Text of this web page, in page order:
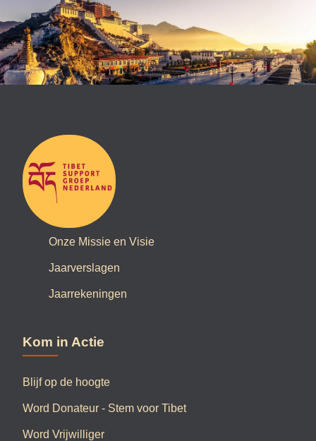
Onze Missie en Visie
Jaarverslagen
Jaarrekeningen
Kom in Actie
Blijf op de hoogte
Word Donateur - Stem voor Tibet
Word Vrijwilliger